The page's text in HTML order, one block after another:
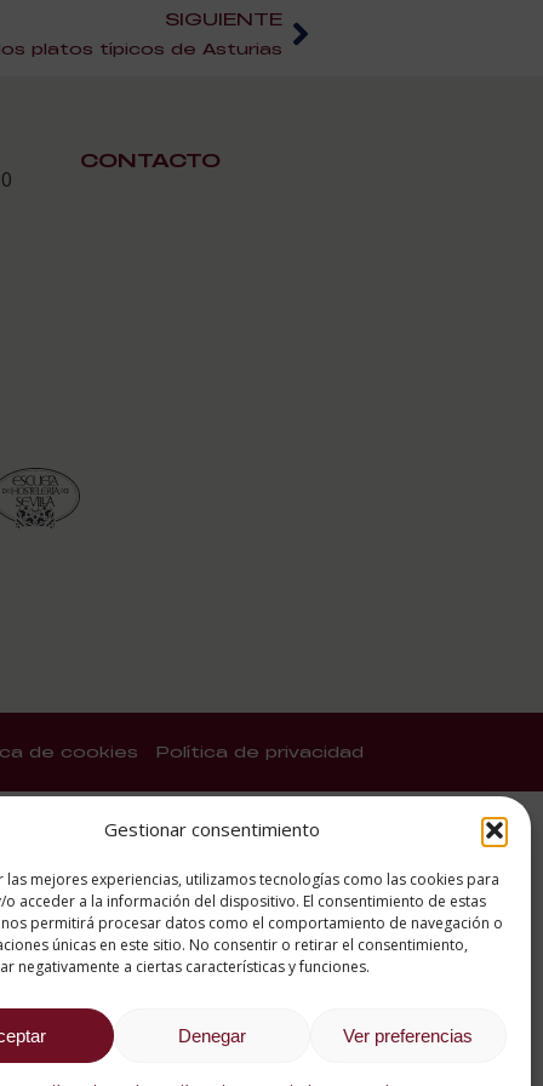
Gestionar consentimiento
las mejores experiencias, utilizamos tecnologías como las cookies para
o acceder a la información del dispositivo. El consentimiento de estas
permitirá procesar datos como el comportamiento de navegación o
únicas en este sitio. No consentir o retirar el consentimiento,
negativamente a ciertas características y funciones.
Denegar Ver preferencias
SIGUIENTE
platos típicos de Asturias
CONTACTO
de cookies Política de privacidad